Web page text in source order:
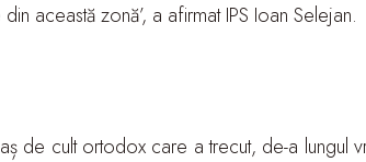
această zonă’, a afirmat IPS Ioan Selejan.
de cult ortodox care a trecut, de-a lungul